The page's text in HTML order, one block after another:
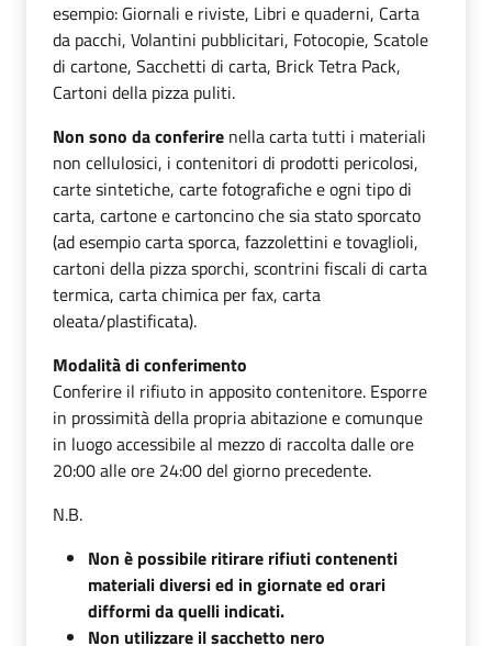
esempio: Giornali e riviste, Libri e quaderni, Carta
da pacchi, Volantini pubblicitari, Fotocopie, Scatole
di cartone, Sacchetti di carta, Brick Tetra Pack,
Cartoni della pizza puliti.
Non sono da conferire nella carta tutti i materiali
non cellulosici, i contenitori di prodotti pericolosi,
carte sintetiche, carte fotografiche e ogni tipo di
carta, cartone e cartoncino che sia stato sporcato
(ad esempio carta sporca, fazzolettini e tovaglioli,
cartoni della pizza sporchi, scontrini fiscali di carta
termica, carta chimica per fax, carta
oleata/plastificata).
Modalità di conferimento
Conferire il rifiuto in apposito contenitore. Esporre
in prossimità della propria abitazione e comunque
in luogo accessibile al mezzo di raccolta dalle ore
20:00 alle ore 24:00 del giorno precedente.
N.B.
Non è possibile ritirare rifiuti contenenti
materiali diversi ed in giornate ed orari
difformi da quelli indicati.
Non utilizzare il sacchetto nero